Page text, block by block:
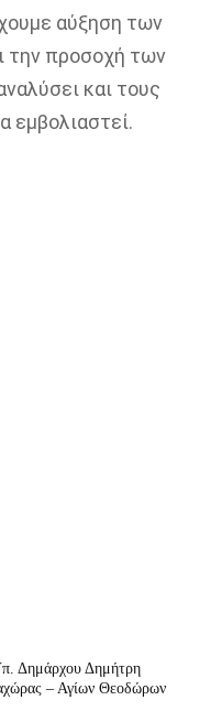
αύξηση των
την προσοχή των
και τους
εμβολιαστεί.
Δημάρχου Δημήτρη
– Αγίων Θεοδώρων